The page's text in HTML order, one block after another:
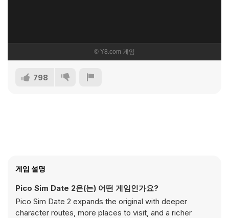
798
게임 설명
Pico Sim Date 2은(는) 어떤 게임인가요?
Pico Sim Date 2 expands the original with deeper
character routes, more places to visit, and a richer